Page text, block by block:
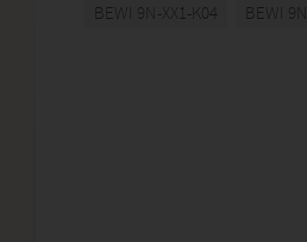
BEWI 9N-XX1-K04 BEWI 9N